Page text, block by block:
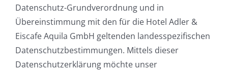
Datenschutz-Grundverordnung und in
Übereinstimmung mit den für die Hotel Adler &
Eiscafe Aquila GmbH geltenden landesspezifischen
Datenschutzbestimmungen. Mittels dieser
Datenschutzerklärung möchte unser